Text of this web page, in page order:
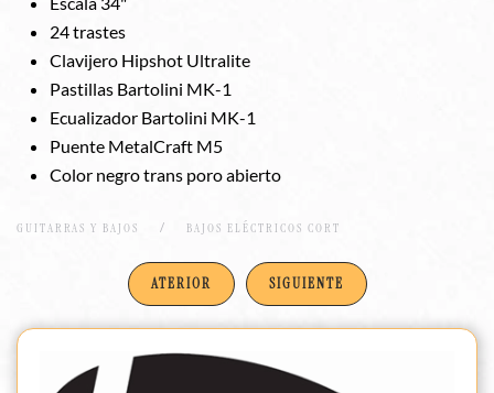
24 trastes
Clavijero Hipshot Ultralite
Pastillas Bartolini MK-1
Ecualizador Bartolini MK-1
Puente MetalCraft M5
Color negro trans poro abierto
GUITARRAS Y BAJOS BAJOS ELÉCTRICOS CORT
ATERIOR SIGUIENTE